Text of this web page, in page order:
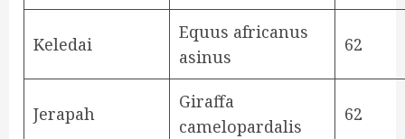
Keledai
Equus africanus
asinus
62
Jerapah
Giraffa
camelopardalis
62